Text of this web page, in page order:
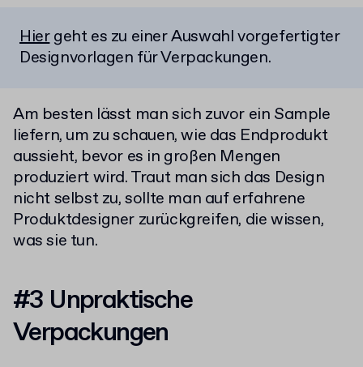
Hiergeht es zu einer Auswahl vorgefertigter
Designvorlagen für Verpackungen.
Am besten lässt man sich zuvor ein Sample
liefern, um zu schauen, wie das Endprodukt
aussieht, bevor es in großen Mengen
produziert wird. Traut man sich das Design
nicht selbst zu, sollte man auf erfahrene
Produktdesigner zurückgreifen, die wissen,
was sie tun.
#3 Unpraktische
Verpackungen